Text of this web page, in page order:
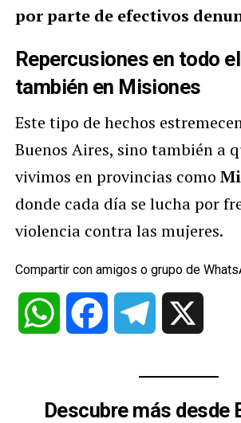
por parte de efectivos
Repercusiones en todo
también en Misiones
Este tipo de hechos
Buenos Aires, sino también a
vivimos en provincias como
donde cada día se lucha por
violencia contra las mujeres.
Compartir con amigos o grupo de
WhatsApp Facebook Telegram
Descubre más desde